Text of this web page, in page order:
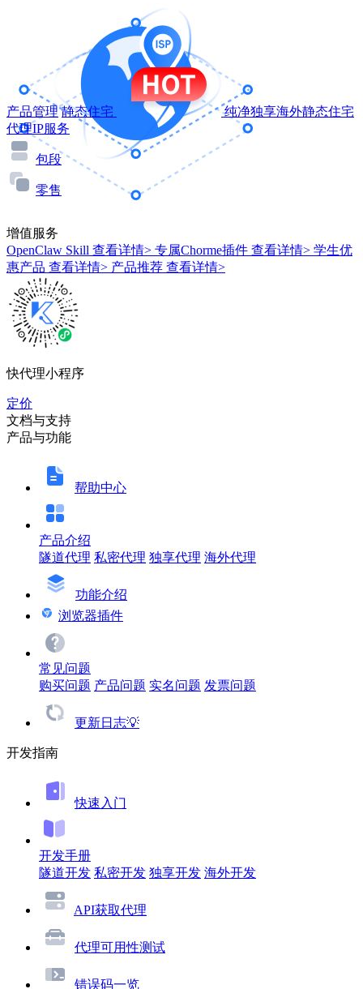
产品管理 静态住宅
纯净独享海外静态住宅
代理IP服务
包段
零售
增值服务
OpenClaw Skill 查看详情> 专属Chorme插件 查看详情> 学生优
惠产品 查看详情> 产品推荐 查看详情>
快代理小程序
定价
文档与支持
产品与功能
帮助中心
产品介绍
隧道代理 私密代理 独享代理 海外代理
功能介绍
浏览器插件
常见问题
购买问题 产品问题 实名问题 发票问题
更新日志💡
开发指南
快速入门
开发手册
隧道开发 私密开发 独享开发 海外开发
API获取代理
代理可用性测试
错误码一览